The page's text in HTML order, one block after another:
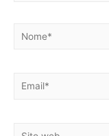
Nome*
Email*
Sito